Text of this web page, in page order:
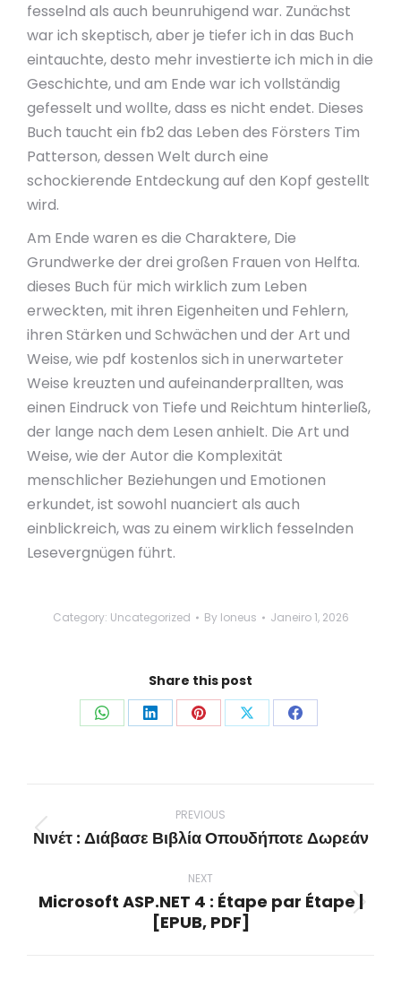
fesselnd als auch beunruhigend war. Zunächst
war ich skeptisch, aber je tiefer ich in das Buch
eintauchte, desto mehr investierte ich mich in die
Geschichte, und am Ende war ich vollständig
gefesselt und wollte, dass es nicht endet. Dieses
Buch taucht ein fb2 das Leben des Försters Tim
Patterson, dessen Welt durch eine
schockierende Entdeckung auf den Kopf gestellt
wird.
Am Ende waren es die Charaktere, Die
Grundwerke der drei großen Frauen von Helfta.
dieses Buch für mich wirklich zum Leben
erweckten, mit ihren Eigenheiten und Fehlern,
ihren Stärken und Schwächen und der Art und
Weise, wie pdf kostenlos sich in unerwarteter
Weise kreuzten und aufeinanderprallten, was
einen Eindruck von Tiefe und Reichtum hinterließ,
der lange nach dem Lesen anhielt. Die Art und
Weise, wie der Autor die Komplexität
menschlicher Beziehungen und Emotionen
erkundet, ist sowohl nuanciert als auch
einblickreich, was zu einem wirklich fesselnden
Lesevergnügen führt.
Category: Uncategorized By loneus Janeiro 1, 2026
Share this post
Share Share Share Share Share
navigation
PREVIOUS
Previous
Νινέτ : Διάβασε Βιβλία Οπουδήποτε Δωρεάν
NEXT
Next
post:
Microsoft ASP.NET 4 : Étape par Étape |
[EPUB, PDF]